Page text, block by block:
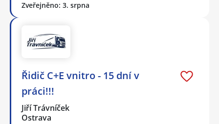
Zveřejněno: 3. srpna
Řidič C+E vnitro - 15 dní v
práci!!!
Jiří Trávníček
Ostrava